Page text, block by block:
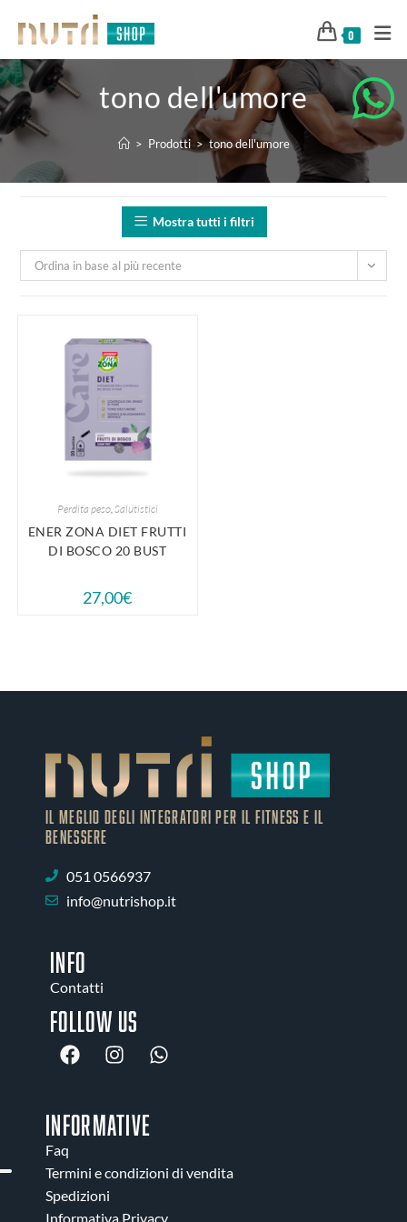
0
tono dell'umore
> Prodotti > tono dell'umore
Mostra tutti i filtri
Ordina in base al più recente
Perdita peso,Salutistici
ENER ZONA DIET FRUTTI
DI BOSCO 20 BUST
27,00€
IL MEGLIO DEGLI Integratori PER IL FITNESS E IL
BENESSERE
051 0566937
info@nutrishop.it
INFO
Contatti
Follow us
INFORMATIVE
Faq
Termini e condizioni di vendita
Spedizioni
Informativa Privacy